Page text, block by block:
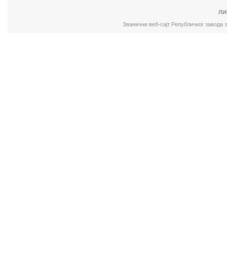
Званични веб-сајт Републичког